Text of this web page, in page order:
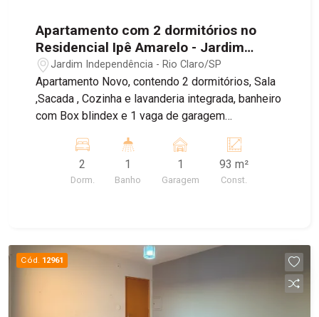
Apartamento com 2 dormitórios no
Residencial Ipê Amarelo - Jardim
Independência - Rio Claro/SP
Jardim Independência - Rio Claro/SP
Apartamento Novo, contendo 2 dormitórios, Sala
,Sacada , Cozinha e lavanderia integrada, banheiro
com Box blindex e 1 vaga de garagem
horas, Piscinas, Área Gourmet , Salão de festa,
Área Pet , Área de Lava Carro, playground e
Mercadinho 24horas
2
Dorm.
1
Banho
1
Garagem
93 m²
Const.
Cód. 12961